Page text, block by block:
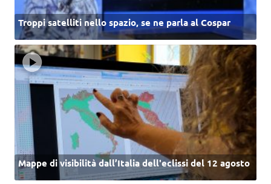
Troppi satelliti nello spazio, se ne parla al Cospar
Mappe di visibilità dall’Italia dell'eclissi del 12 agosto